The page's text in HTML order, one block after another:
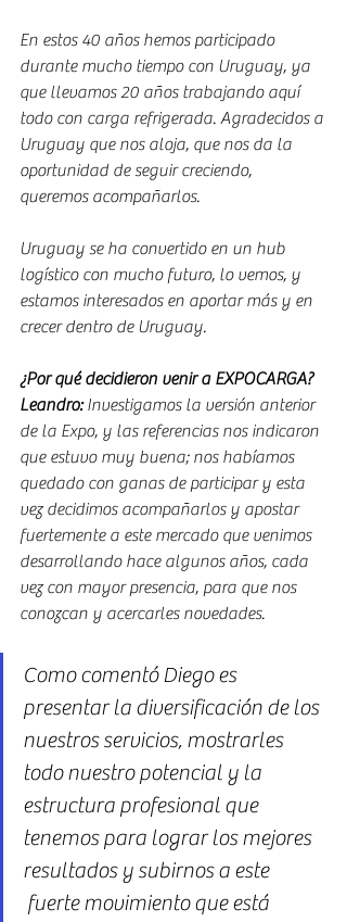
En estos 40 años hemos participado
durante mucho tiempo con Uruguay, ya
que llevamos 20 años trabajando aquí
todo con carga refrigerada. Agradecidos a
Uruguay que nos aloja, que nos da la
oportunidad de seguir creciendo,
queremos acompañarlos.
Uruguay se ha convertido en un hub
logístico con mucho futuro, lo vemos, y
estamos interesados en aportar más y en
crecer dentro de Uruguay.
¿Por qué decidieron venir a EXPOCARGA?
Leandro: Investigamos la versión anterior
de la Expo, y las referencias nos indicaron
que estuvo muy buena; nos habíamos
quedado con ganas de participar y esta
vez decidimos acompañarlos y apostar
fuertemente a este mercado que venimos
desarrollando hace algunos años, cada
vez con mayor presencia, para que nos
conozcan y acercarles novedades.
Como comentó Diego es
presentar la diversificación de los
nuestros servicios, mostrarles
todo nuestro potencial y la
estructura profesional que
tenemos para lograr los mejores
resultados y subirnos a este
fuerte movimiento que está